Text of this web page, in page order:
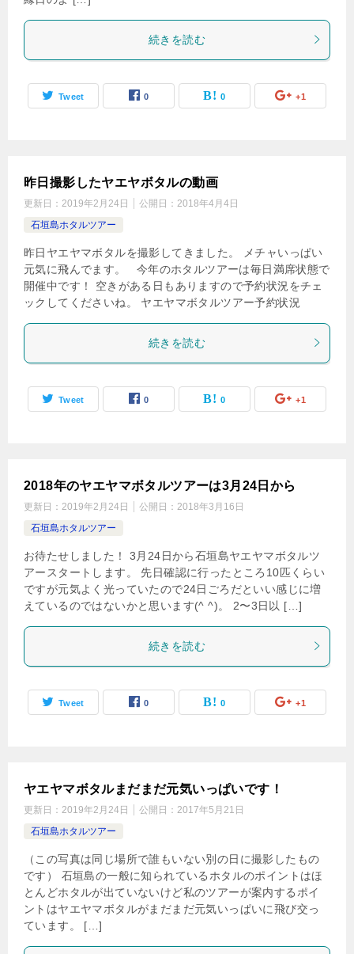
続きを読む
Tweet 0 0 +1
昨日撮影したヤエヤボタルの動画
更新日： 2019年2月24日 公開日： 2018年4月4日
石垣島ホタルツアー
昨日ヤエヤマボタルを撮影してきました。 メチャいっぱい
元気に飛んでます。 今年のホタルツアーは毎日満席状態で
開催中です！ 空きがある日もありますので予約状況をチェ
ックしてくださいね。 ヤエヤマボタルツアー予約状況
続きを読む
Tweet 0 0 +1
2018年のヤエヤマボタルツアーは3月24日から
更新日： 2019年2月24日 公開日： 2018年3月16日
石垣島ホタルツアー
お待たせしました！ 3月24日から石垣島ヤエヤマボタルツ
アースタートします。 先日確認に行ったところ10匹くらい
ですが元気よく光っていたので24日ごろだといい感じに増
えているのではないかと思います(^ ^)。 2〜3日以 […]
続きを読む
Tweet 0 0 +1
ヤエヤマボタルまだまだ元気いっぱいです！
更新日： 2019年2月24日 公開日： 2017年5月21日
石垣島ホタルツアー
（この写真は同じ場所で誰もいない別の日に撮影したもの
です） 石垣島の一般に知られているホタルのポイントはほ
とんどホタルが出ていないけど私のツアーが案内するポイ
ントはヤエヤマボタルがまだまだ元気いっぱいに飛び交っ
ています。 […]